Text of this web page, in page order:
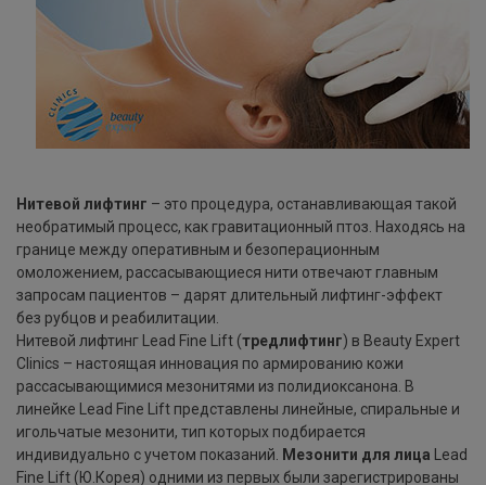
Нитевой лифтинг – это процедура, останавливающая такой
необратимый процесс, как гравитационный птоз. Находясь на
границе между оперативным и безоперационным
омоложением, рассасывающиеся нити отвечают главным
запросам пациентов – дарят длительный лифтинг-эффект
без рубцов и реабилитации.
Нитевой лифтинг Lead Fine Lift (тредлифтинг) в Beauty Expert
Clinics – настоящая инновация по армированию кожи
рассасывающимися мезонитями из полидиоксанона. В
линейке Lead Fine Lift представлены линейные, спиральные и
игольчатые мезонити, тип которых подбирается
индивидуально с учетом показаний.
Мезонити для лица Lead
Fine Lift (Ю.Корея) одними из первых были зарегистрированы